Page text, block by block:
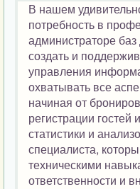
В нашем
потребность в
администраторе
создать и
управления
охватывать все
начиная от
регистрации
статистики и
специалиста,
техническими
ответственности и